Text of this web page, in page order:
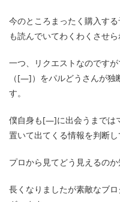
今のところまったく購入す
も読んでいてわくわくさせら
一つ、リクエストなのです
（[—]）をパルどうさんが
す。
僕自身も[—]に出会うまでは
置いて出てくる情報を判断し
プロから見てどう見えるのか
長くなりましたが素敵なブ